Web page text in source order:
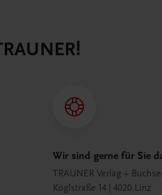
Wir sind gerne für Sie
TRAUNER Verlag +
Köglstraße 14 | 4020 Linz